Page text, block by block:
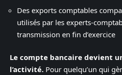
Des exports comptables
utilisés par les experts-
transmission en fin d’exercice
Le compte bancaire devient
l’activité. Pour quelqu’un qui